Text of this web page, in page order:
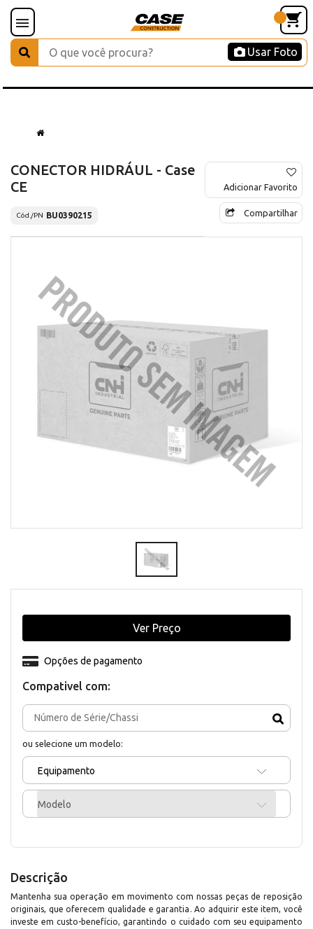
Usar Foto
CONECTOR HIDRÁUL - Case
CE
Cód./PN BU0390215
Adicionar Favorito
Compartilhar
Compativel com:
ou selecione um modelo:
Equipamento
Modelo
Opções de pagamento
Ver Preço
Descrição
Mantenha sua operação em movimento com nossas peças de reposição
originais, que oferecem qualidade e garantia. Ao adquirir este item, você
investe em custo-benefício, garantindo o cuidado com seu equipamento